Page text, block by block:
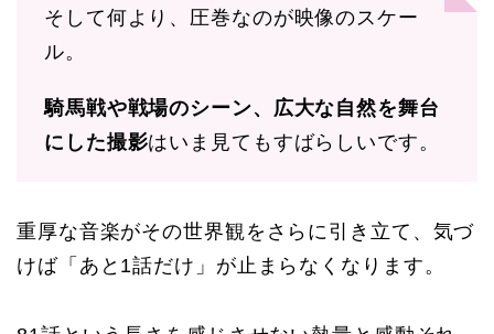
そして何より、圧巻なのが映像のスケー
ル。
騎馬戦や戦場のシーン、広大な自然を舞台
にした撮影はいま見てもすばらしいです。
重厚な音楽がその世界観をさらに引き立て、気づ
けば「あと1話だけ」が止まらなくなります。